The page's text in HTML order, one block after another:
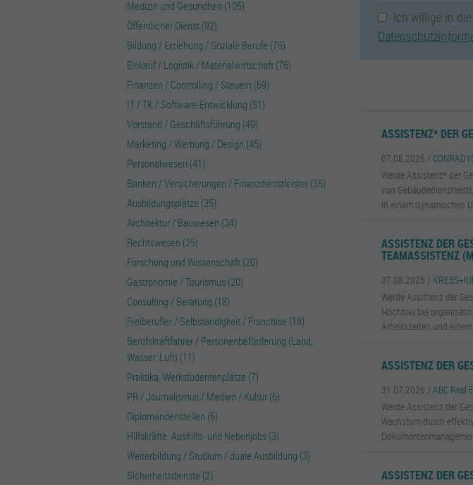
Medizin und Gesundheit (105)
Öffentlicher Dienst (92)
Bildung / Erziehung / Soziale Berufe (76)
Einkauf / Logistik / Materialwirtschaft (76)
Finanzen / Controlling / Steuern (69)
IT / TK / Software-Entwicklung (51)
Vorstand / Geschäftsführung (49)
Marketing / Werbung / Design (45)
Personalwesen (41)
Banken / Versicherungen / Finanzdienstleister (35)
Ausbildungsplätze (35)
Architektur / Bauwesen (34)
Rechtswesen (25)
Forschung und Wissenschaft (20)
Gastronomie / Tourismus (20)
Consulting / Beratung (18)
Freiberufler / Selbständigkeit / Franchise (18)
Berufskraftfahrer / Personenbeförderung (Land,
Wasser, Luft) (11)
Praktika, Werkstudentenplätze (7)
PR / Journalismus / Medien / Kultur (6)
Diplomandenstellen (6)
Hilfskräfte, Aushilfs- und Nebenjobs (3)
Weiterbildung / Studium / duale Ausbildung (3)
Sicherheitsdienste (2)
Ich willige in
ASSISTENZ* DER
07.08.2026 /
Werde Assistenz* der
von
in einem dynamischen
ASSISTENZ DER
TEAMASSISTENZ
07.08.2026 /
Werde Assistenz der
Hochbau bei
Arbeitszeiten und
ASSISTENZ DER
31.07.2026 /ABC Real
Werde Assistenz der
Wachstum durch
ASSISTENZ DER